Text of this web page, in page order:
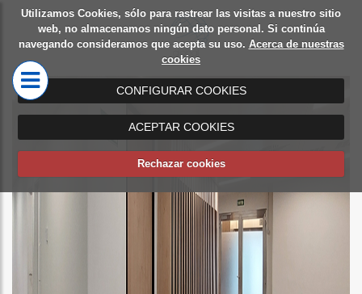
Utilizamos Cookies, sólo para rastrear las visitas a nuestro sitio
web, no almacenamos ningún dato personal. Si continúa
navegando consideramos que acepta su uso. Acerca de nuestras
cookies
CONFIGURAR COOKIES
ACEPTAR COOKIES
Rechazar cookies
Diseño
de
oficinas
Mamparas
de oficina